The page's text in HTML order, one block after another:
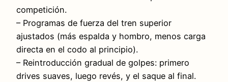
competición.
– Programas de fuerza del tren superior
ajustados (más espalda y hombro, menos carga
directa en el codo al principio).
– Reintroducción gradual de golpes: primero
drives suaves, luego revés, y el saque al final.